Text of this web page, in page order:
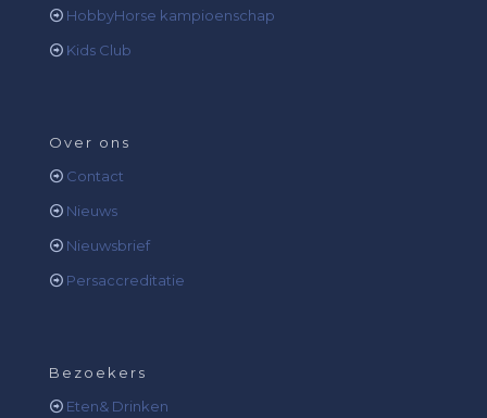
HobbyHorse kampioenschap
Kids Club
Over ons
Contact
Nieuws
Nieuwsbrief
Persaccreditatie
Bezoekers
Eten& Drinken